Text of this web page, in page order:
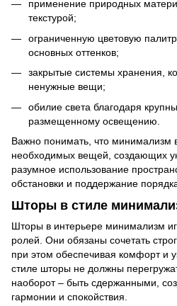
применение природных
текстурой;
ограниченную цветовую
основных оттенков;
закрытые системы хранения,
ненужные вещи;
обилие света благодаря
размещенному освещению.
Важно понимать, что минимализм
необходимых вещей, создающих
разумное использование
обстановки и поддержание
Шторы в стиле
Шторы в интерьере минимализм
ролей. Они обязаны сочетать
при этом обеспечивая комфорт и
стиле шторы не должны
наоборот – быть сдержанными,
гармонии и спокойствия.